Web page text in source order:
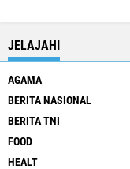
JELAJAHI
AGAMA
BERITA NASIONAL
BERITA TNI
FOOD
HEALT